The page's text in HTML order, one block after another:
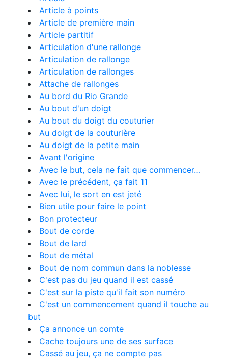
Article à points
Article de première main
Article partitif
Articulation d'une rallonge
Articulation de rallonge
Articulation de rallonges
Attache de rallonges
Au bord du Rio Grande
Au bout d'un doigt
Au bout du doigt du couturier
Au doigt de la couturière
Au doigt de la petite main
Avant l'origine
Avec le but, cela ne fait que commencer…
Avec le précédent, ça fait 11
Avec lui, le sort en est jeté
Bien utile pour faire le point
Bon protecteur
Bout de corde
Bout de lard
Bout de métal
Bout de nom commun dans la noblesse
C'est pas du jeu quand il est cassé
C'est sur la piste qu'il fait son numéro
C'est un commencement quand il touche au
but
Ça annonce un comte
Cache toujours une de ses surface
Cassé au jeu, ça ne compte pas